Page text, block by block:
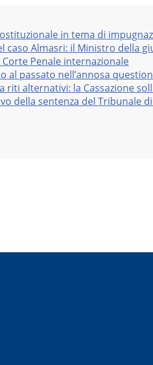
in tema di
caso Almasri: il Ministro
Penale internazionale
al passato nell’annosa
riti alternativi: la Cassazione
della sentenza del Tribunale